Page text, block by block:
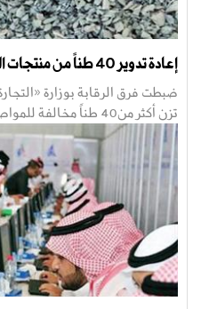
إعادة تدوير 40 طناً من منتجات العزل الحراري المخالفة
تزن أكثر من40 طناً مخالفة للمواصفات ...